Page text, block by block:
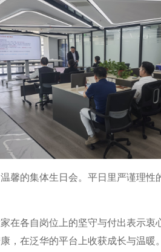
馨的集体生日会。平日里严谨理
在各自岗位上的坚守与付出表示
，在泛华的平台上收获成长与温暖。